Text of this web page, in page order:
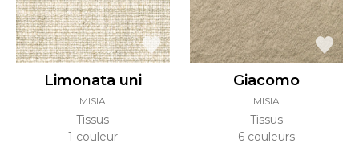
Limonata uni
MISIA
Tissus
1 couleur
Giacomo
MISIA
Tissus
6 couleurs